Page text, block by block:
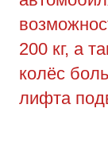
200 кг, а
колёс
лифта